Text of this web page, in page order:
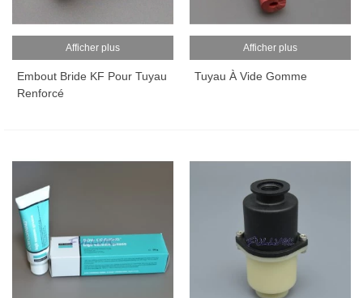
Afficher plus
Embout Bride KF Pour Tuyau
Renforcé
Afficher plus
Tuyau À Vide Gomme